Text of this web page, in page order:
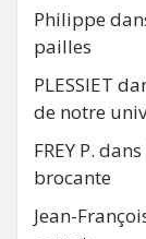
Philippe
pailles
PLESSIET
de notre
FREY P. dans
brocante
Jean-